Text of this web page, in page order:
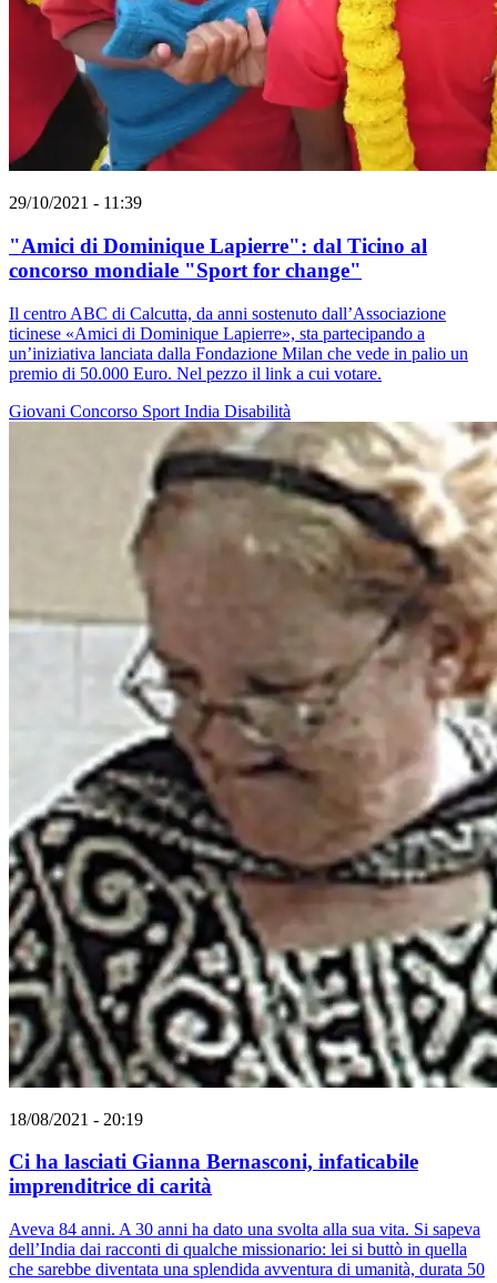
29/10/2021 - 11:39
"Amici di Dominique Lapierre": dal Ticino al
concorso mondiale "Sport for change"
Il centro ABC di Calcutta, da anni sostenuto dall’Associazione
ticinese «Amici di Dominique Lapierre», sta partecipando a
un’iniziativa lanciata dalla Fondazione Milan che vede in palio un
premio di 50.000 Euro. Nel pezzo il link a cui votare.
Giovani Concorso Sport India Disabilità
18/08/2021 - 20:19
Ci ha lasciati Gianna Bernasconi, infaticabile
imprenditrice di carità
Aveva 84 anni. A 30 anni ha dato una svolta alla sua vita. Si sapeva
dell’India dai racconti di qualche missionario: lei si buttò in quella
che sarebbe diventata una splendida avventura di umanità, durata 50